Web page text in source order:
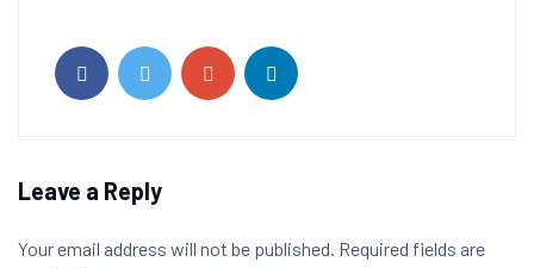
Leave a Reply
Your email address will not be published. Required fields are